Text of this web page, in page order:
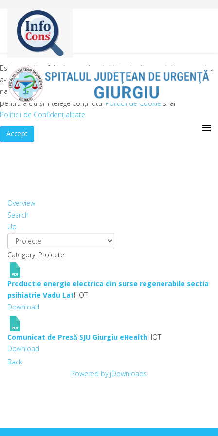
Este posibil sa folosim cookie-uri și tehnologii asemănătoare pentru
a-ți îmbunătăți experiența pe acest website. Înainte de a continua
navigarea pe website-ul nostru te rugăm să aloci timpul necesar
pentru a citi și înțelege conținutul Politicii de Cookie si al
Politicii de Confidențialitate
Accept
Overview
Search
Up
Category: Proiecte
Productie energie electrica din surse regenerabile sectia
psihiatrie Vadu LatHOT
Download
Comunicat de Presă SJU Giurgiu eHealthHOT
Download
Back
Powered by jDownloads